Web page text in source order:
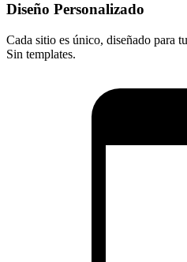
Diseño Personalizado
Cada sitio es único, diseñado para
Sin templates.